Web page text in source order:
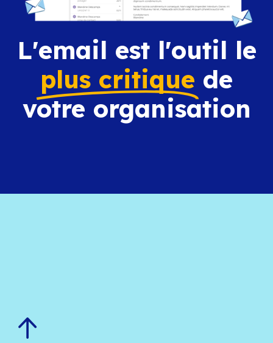
L'email est l'outil le
plus critique de
votre organisation